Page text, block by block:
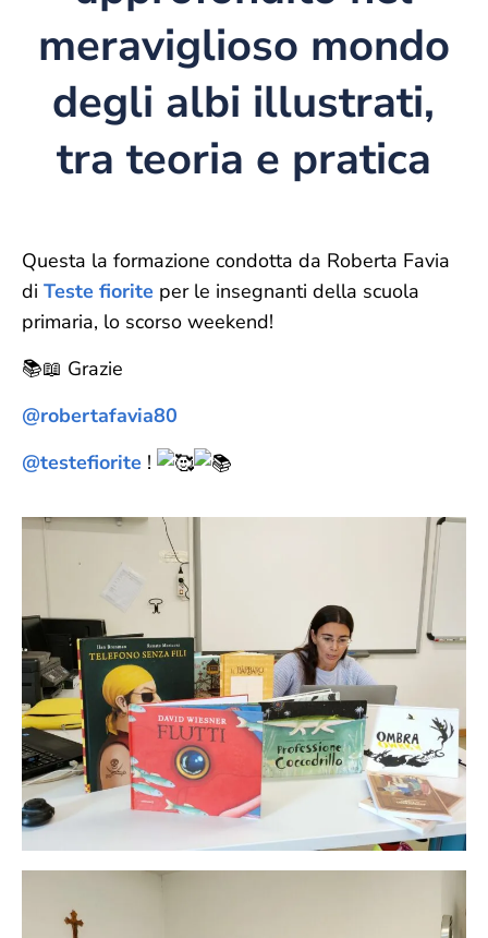
meraviglioso mondo
degli albi illustrati,
tra teoria e pratica
Questa la formazione condotta da Roberta Favia
di Teste fiorite per le insegnanti della scuola
primaria, lo scorso weekend!
📚📖 Grazie
@robertafavia80
@testefiorite !